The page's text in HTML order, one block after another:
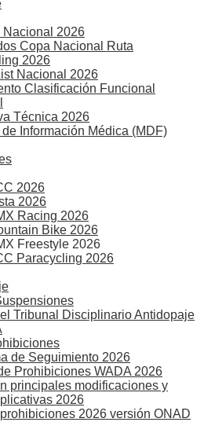
Nacional 2026
Copa Nacional Ruta
2026
Nacional 2026
Clasificación Funcional
Técnica 2026
de Información Médica (MDF)
2026
2026
Racing 2026
Bike 2026
Freestyle 2026
Paracycling 2026
Tribunal Disciplinario Antidopaje
de Seguimiento 2026
Prohibiciones WADA 2026
principales modificaciones y
2026
2026 versión ONAD